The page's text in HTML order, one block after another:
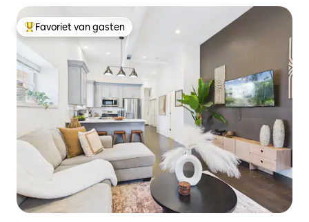
Topfavoriet van gasten
Favoriet van gasten